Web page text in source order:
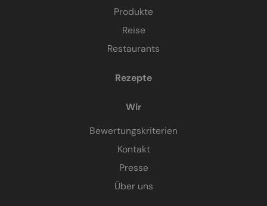
Produkte
Reise
Restaurants
Rezepte
Wir
Bewertungskriterien
Kontakt
Presse
Über uns